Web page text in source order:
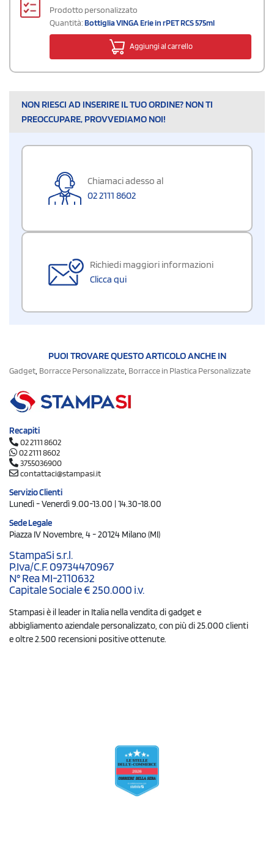
Prodotto personalizzato
Quantità:Bottiglia VINGA Erie in rPET RCS 575ml
Aggiungi al carrello
NON RIESCI AD INSERIRE IL TUO ORDINE? NON TI
PREOCCUPARE, PROVVEDIAMO NOI!
Chiamaci adesso al
02 2111 8602
Richiedi maggiori informazioni
Clicca qui
PUOI TROVARE QUESTO ARTICOLO ANCHE IN
Gadget, Borracce Personalizzate, Borracce in Plastica Personalizzate
Recapiti
02 2111 8602
02 2111 8602
3755036900
contattaci@stampasi.it
Servizio Clienti
Lunedì - Venerdì 9.00-13.00 | 14.30-18.00
Sede Legale
Piazza IV Novembre, 4 - 20124 Milano (MI)
StampaSi s.r.l.
P.Iva/C.F. 09734470967
N° Rea MI-2110632
Capitale Sociale € 250.000 i.v.
Stampasi è il leader in Italia nella vendita di gadget e
abbigliamento aziendale personalizzato, con più di 25.000 clienti
e oltre 2.500 recensioni positive ottenute.